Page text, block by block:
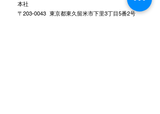
本社
〒203-0043 東京都東久留米市下里3丁目5番2号